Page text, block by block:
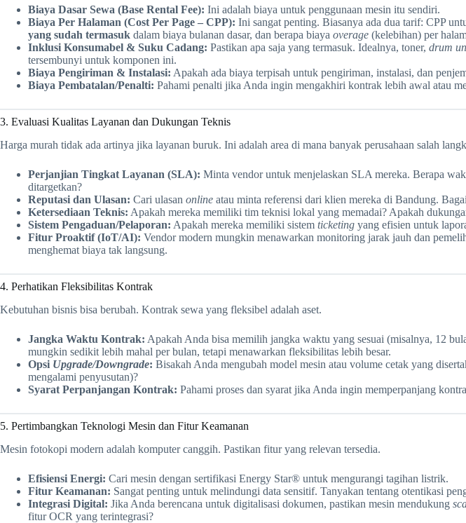
Biaya Dasar Sewa (Base Rental Fee): Ini adalah biaya untuk penggunaan mesin itu sendiri.
Biaya Per Halaman (Cost Per Page – CPP): Ini sangat penting. Biasanya ada dua tarif: CPP
yang sudah termasuk dalam biaya bulanan dasar, dan berapa biaya overage (kelebihan) per
Inklusi Konsumabel & Suku Cadang: Pastikan apa saja yang termasuk. Idealnya, toner, drum
tersembunyi untuk komponen ini.
Biaya Pengiriman & Instalasi: Apakah ada biaya terpisah untuk pengiriman, instalasi, dan
Biaya Pembatalan/Penalti: Pahami penalti jika Anda ingin mengakhiri kontrak lebih awal atau
3. Evaluasi Kualitas Layanan dan Dukungan Teknis
Harga murah tidak ada artinya jika layanan buruk. Ini adalah area di mana banyak perusahaan salah
Perjanjian Tingkat Layanan (SLA): Minta vendor untuk menjelaskan SLA mereka. Berapa
ditargetkan?
Reputasi dan Ulasan: Cari ulasan online atau minta referensi dari klien mereka di Bandung.
Ketersediaan Teknis: Apakah mereka memiliki tim teknisi lokal yang memadai? Apakah
Sistem Pengaduan/Pelaporan: Apakah mereka memiliki sistem ticketing yang efisien untuk
Fitur Proaktif (IoT/AI): Vendor modern mungkin menawarkan monitoring jarak jauh dan
menghemat biaya tak langsung.
4. Perhatikan Fleksibilitas Kontrak
Kebutuhan bisnis bisa berubah. Kontrak sewa yang fleksibel adalah aset.
Jangka Waktu Kontrak: Apakah Anda bisa memilih jangka waktu yang sesuai (misalnya, 12
mungkin sedikit lebih mahal per bulan, tetapi menawarkan fleksibilitas lebih besar.
Opsi Upgrade/Downgrade: Bisakah Anda mengubah model mesin atau volume cetak yang
mengalami penyusutan)?
Syarat Perpanjangan Kontrak: Pahami proses dan syarat jika Anda ingin memperpanjang
5. Pertimbangkan Teknologi Mesin dan Fitur Keamanan
Mesin fotokopi modern adalah komputer canggih. Pastikan fitur yang relevan tersedia.
Efisiensi Energi: Cari mesin dengan sertifikasi Energy Star® untuk mengurangi tagihan listrik.
Fitur Keamanan: Sangat penting untuk melindungi data sensitif. Tanyakan tentang otentikasi
Integrasi Digital: Jika Anda berencana untuk digitalisasi dokumen, pastikan mesin mendukung
fitur OCR yang terintegrasi?